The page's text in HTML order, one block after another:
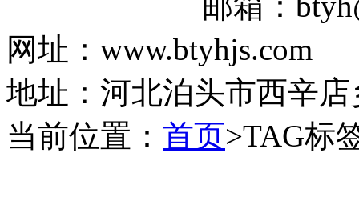
网址：www.btyhjs.com
地址：河北泊头市西辛店
当前位置： 首页>TAG标